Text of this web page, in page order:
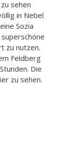
sehen
in Nebel
Sozia
zu nutzen.
Feldberg
Die
zu sehen.